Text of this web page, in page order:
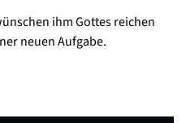
ihm Gottes reichen
neuen Aufgabe.